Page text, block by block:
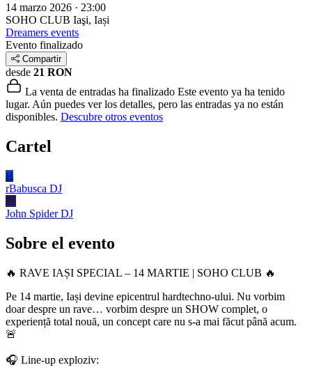
14 marzo 2026 · 23:00
SOHO CLUB Iaşi, Iași
Dreamers events
Evento finalizado
Compartir
desde 21 RON
La venta de entradas ha finalizado Este evento ya ha tenido
lugar. Aún puedes ver los detalles, pero las entradas ya no están
disponibles. Descubre otros eventos
Cartel
R
rBabusca DJ
JS
John Spider DJ
Sobre el evento
🔥 RAVE IAȘI SPECIAL – 14 MARTIE | SOHO CLUB 🔥
Pe 14 martie, Iași devine epicentrul hardtechno-ului. Nu vorbim
doar despre un rave… vorbim despre un SHOW complet, o
experiență total nouă, un concept care nu s-a mai făcut până acum.
🚨
🎧 Line-up exploziv: